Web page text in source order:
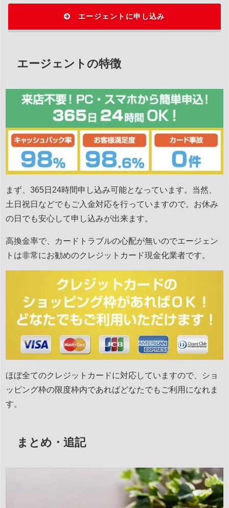
エージェントに申し込み
エージェントの特徴
まず、365日24時間申し込み可能となっています。当然、
土日祝日などでもご入金対応を行っていますので。お休み
の日でも安心して申し込みが出来ます。
高換金率で、カードトラブルの心配が無いのでエージェン
トは非常にお勧めのクレジットカード現金化業者です。
ほぼ全てのクレジットカードに対応していますので、ショ
ッピング枠の限度枠内であればどなたでもご利用になれま
す。
まとめ・追記